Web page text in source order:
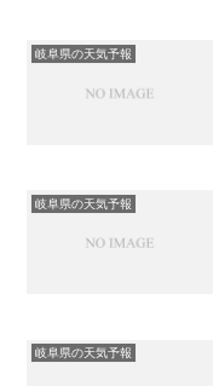
岐阜県の天気予報
岐阜県の天気予報
岐阜県の天気予報